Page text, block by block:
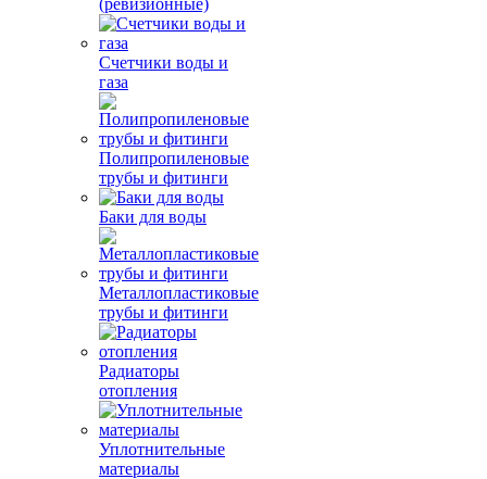
(ревизионные)
Счетчики воды и
газа
Полипропиленовые
трубы и фитинги
Баки для воды
Металлопластиковые
трубы и фитинги
Радиаторы
отопления
Уплотнительные
материалы